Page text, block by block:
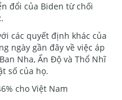
đổi của Biden từ chối
các quyết định khác của
ngày gần đây về việc áp
Nha, Ấn Độ và Thổ Nhĩ
số của họ.
cho Việt Nam